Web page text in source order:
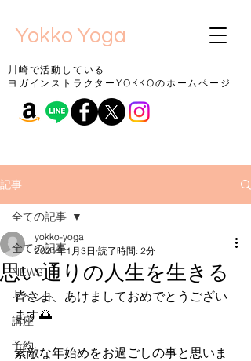
Yokko Yoga
川崎で活動している
ヨガインストラクターYOKKOのホームページ
記事
全ての記事
NEWS
イベント
講座
予約
全ての記事
思い通りの人生を生きる
yokko-yoga
2021年1月3日 読了時間: 2分
皆さま、あけましておめでとうござい
ます🌅
素敵な年始めをお過ごしの事と思いま